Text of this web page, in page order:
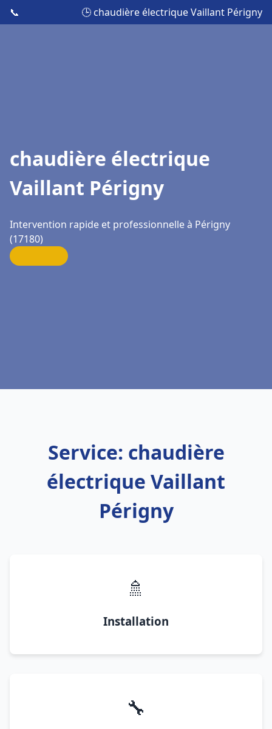
📞 🕒 chaudière électrique Vaillant Périgny
chaudière électrique
Vaillant Périgny
Intervention rapide et professionnelle à Périgny
(17180)
Service: chaudière
électrique Vaillant
Périgny
🚿
Installation
🔧